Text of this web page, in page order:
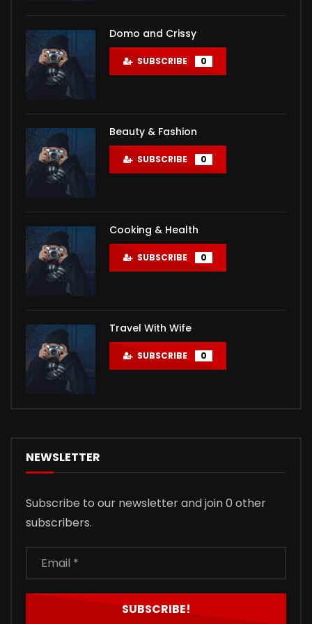
Domo and Crissy
SUBSCRIBE 0
Beauty & Fashion
SUBSCRIBE 0
Cooking & Health
SUBSCRIBE 0
Travel With Wife
SUBSCRIBE 0
NEWSLETTER
Subscribe to our newsletter and join 0 other
subscribers.